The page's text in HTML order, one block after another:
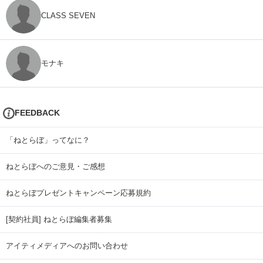
CLASS SEVEN
モナキ
FEEDBACK
「ねとらぼ」ってなに？
ねとらぼへのご意見・ご感想
ねとらぼプレゼントキャンペーン応募規約
[契約社員] ねとらぼ編集者募集
アイティメディアへのお問い合わせ